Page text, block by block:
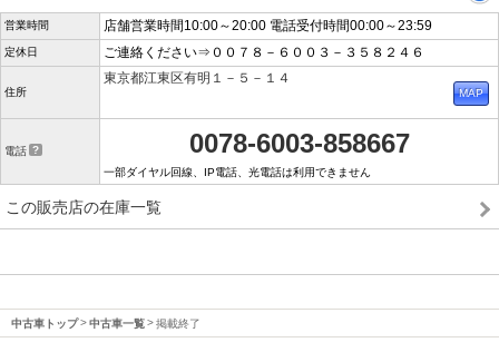
営業時間 店舗営業時間10:00～20:00 電話受付時間00:00～23:59
定休日 ご連絡ください⇒００７８－６００３－３５８２４６
住所
東京都江東区有明１－５－１４
電話 0078-6003-858667
一部ダイヤル回線、IP電話、光電話は利用できません
この販売店の在庫一覧
中古車トップ 中古車一覧 掲載終了